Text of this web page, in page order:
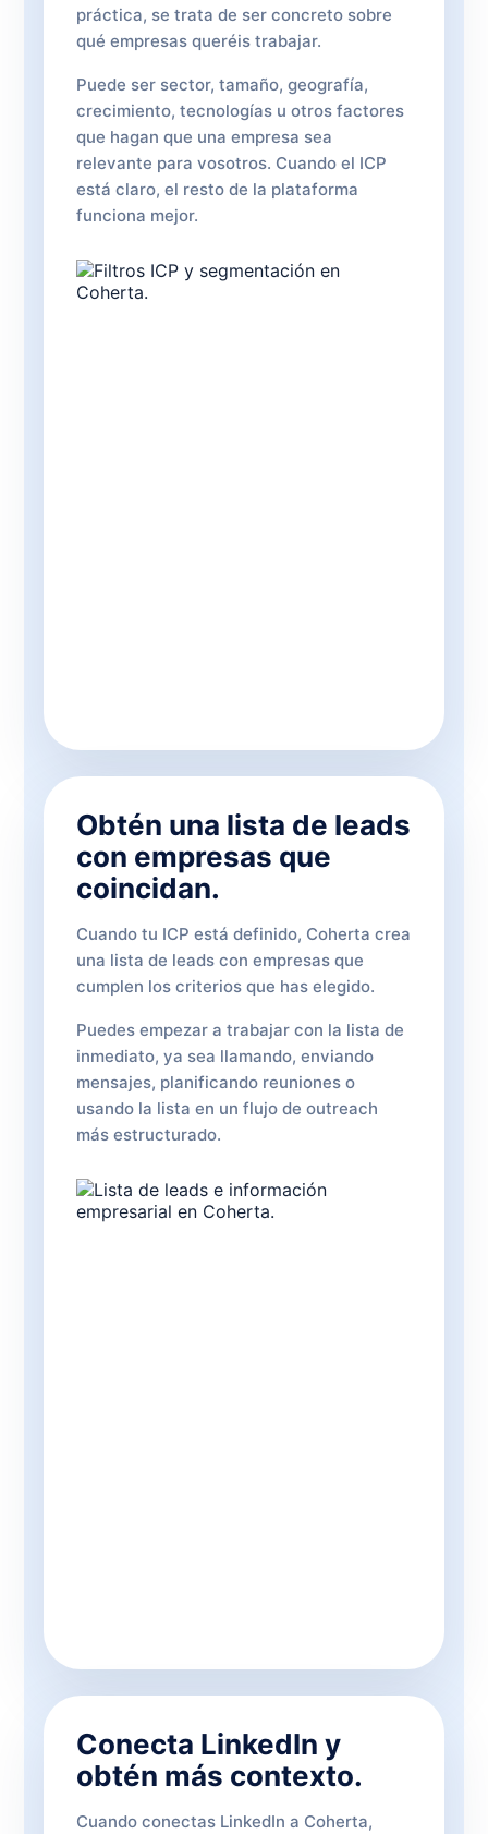
práctica, se trata de ser concreto sobre
qué empresas queréis trabajar.
Puede ser sector, tamaño, geografía,
crecimiento, tecnologías u otros factores
que hagan que una empresa sea
relevante para vosotros. Cuando el ICP
está claro, el resto de la plataforma
funciona mejor.
Obtén una lista de leads
con empresas que
coincidan.
Cuando tu ICP está definido, Coherta crea
una lista de leads con empresas que
cumplen los criterios que has elegido.
Puedes empezar a trabajar con la lista de
inmediato, ya sea llamando, enviando
mensajes, planificando reuniones o
usando la lista en un flujo de outreach
más estructurado.
Conecta LinkedIn y
obtén más contexto.
Cuando conectas LinkedIn a Coherta,